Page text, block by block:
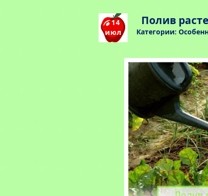
14
июл
Полив
Категории: